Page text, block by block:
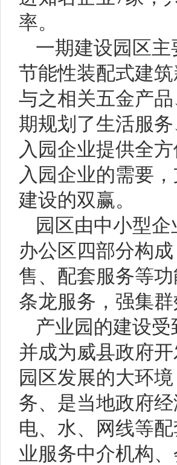
率。
一期建设园区
节能性装配式建
与之相关五金产
期规划了生活服
入园企业提供全
入园企业的需要
建设的双赢。
园区由中小型
办公区四部分构
售、配套服务等
条龙服务，强集
产业园的建设
并成为威县政府
园区发展的大环
务、是当地政府
电、水、网线等
业服务中介机构